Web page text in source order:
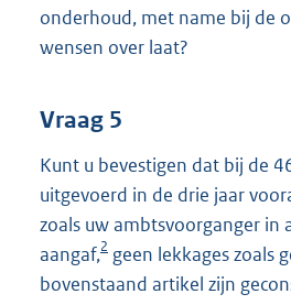
onderhoud, met name bij de
wensen over laat?
Vraag 5
Kunt u bevestigen dat bij de
uitgevoerd in de drie jaar
zoals uw ambtsvoorganger in
aangaf,2 geen lekkages zoals
bovenstaand artikel zijn